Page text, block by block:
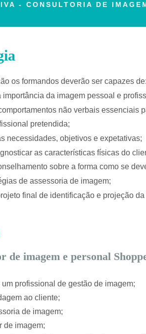
- CONSULTORIA DE
os formandos deverão ser capazes de:
importância da imagem pessoal e
não verbais essenciais
pretendida;
necessidades, objetivos e expetativas;
as características físicas do
sobre a forma como se
de assessoria de imagem;
final de identificação e projeção
de imagem e personal
profissional de gestão de imagem;
ao cliente;
de imagem;
de imagem;